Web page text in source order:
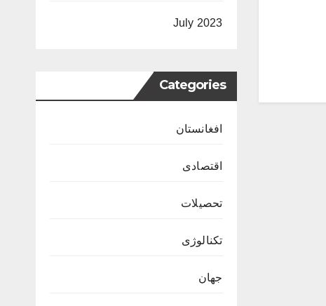
July 2023
Categories
افغانستان
اقتصادی
تحصیلات
تکنالوژی
جهان